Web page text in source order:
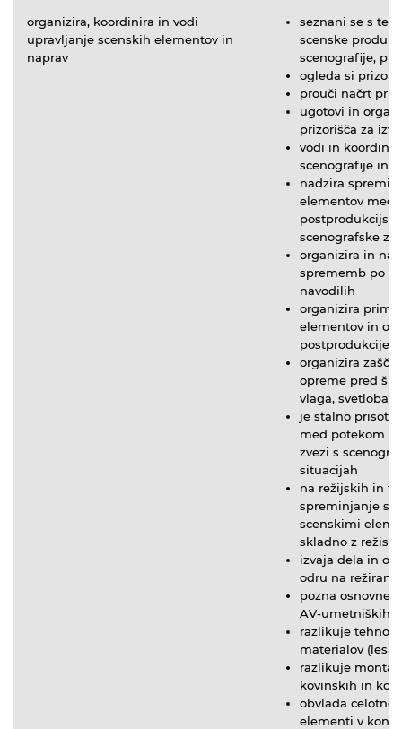
organizira, koordinira in vodi
upravljanje scenskih elementov in
naprav
seznani se s
scenske
scenografije,
ogleda si
prouči načrt
ugotovi in
prizorišča za
vodi in
scenografije in
nadzira
elementov med
scenografske
organizira in
sprememb po
navodilih
organizira
elementov in
postprodukcije
organizira
opreme pred
vlaga, svetloba,
je stalno
med potekom
zvezi s
situacijah
na režijskih in
spreminjanje
scenskimi
skladno z
izvaja dela in
odru na režiran
pozna osnovne
AV-umetniških
razlikuje
materialov
razlikuje
kovinskih in
obvlada celotno
elementi v